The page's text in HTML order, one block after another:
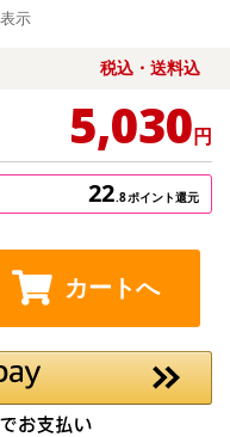
示
税込・送料込
5,030円
22.8ポイント還元
カートへ